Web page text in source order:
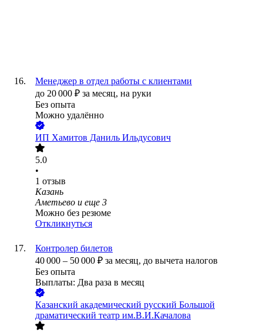
Менеджер в отдел работы с клиентами
до 20 000 ₽ за месяц, на руки
Без опыта
Можно удалённо
ИП Хамитов Даниль Ильдусович
5.0
•
1 отзыв
Казань
Аметьево и еще 3
Можно без резюме
Откликнуться
Контролер билетов
40 000 – 50 000 ₽ за месяц, до вычета налогов
Без опыта
Выплаты: Два раза в месяц
Казанский академический русский Большой
драматический театр им.В.И.Качалова